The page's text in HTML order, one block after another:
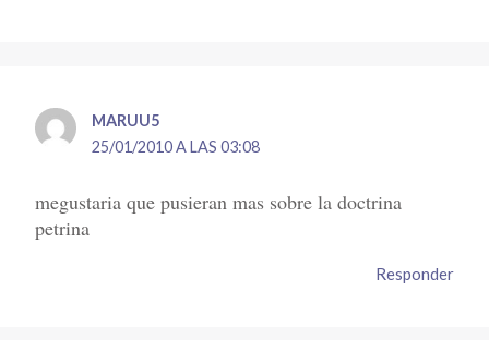
MARUU5
25/01/2010 A LAS 03:08
megustaria que pusieran mas sobre la doctrina
petrina
Responder